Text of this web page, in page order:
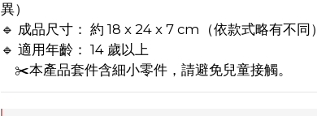
異）
🔹 成品尺寸： 約 18 x 24 x 7 cm（依款式略有不同）
🔹 適用年齡： 14 歲以上
✂️本產品套件含細小零件，請避免兒童接觸。